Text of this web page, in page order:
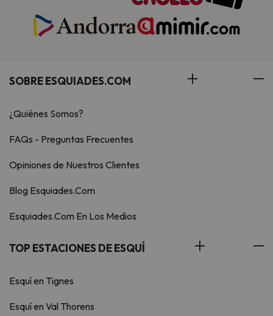
SOBRE ESQUIADES.COM
¿Quiénes Somos?
FAQs - Preguntas Frecuentes
Opiniones de Nuestros Clientes
Blog Esquiades.Com
Esquiades.Com En Los Medios
TOP ESTACIONES DE ESQUÍ
Esquí en Tignes
Esquí en Val Thorens